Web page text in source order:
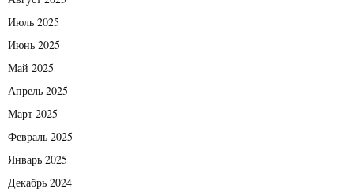
Июль 2025
Июнь 2025
Май 2025
Апрель 2025
Март 2025
Февраль 2025
Январь 2025
Декабрь 2024